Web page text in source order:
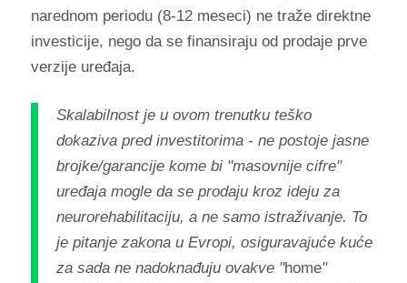
narednom periodu (8-12 meseci) ne traže direktne
investicije, nego da se finansiraju od prodaje prve
verzije uređaja.
Skalabilnost je u ovom trenutku teško
dokaziva pred investitorima - ne postoje jasne
brojke/garancije kome bi "masovnije cifre"
uređaja mogle da se prodaju kroz ideju za
neurorehabilitaciju, a ne samo istraživanje. To
je pitanje zakona u Evropi, osiguravajuće kuće
za sada ne nadoknađuju ovakve "home"